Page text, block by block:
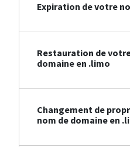
Expiration de votre
Restauration de
domaine en .limo
Changement de
nom de domaine en